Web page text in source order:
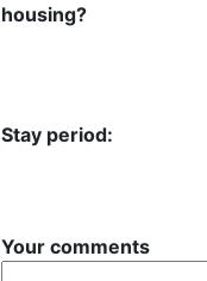
housing?
Stay period:
Your comments